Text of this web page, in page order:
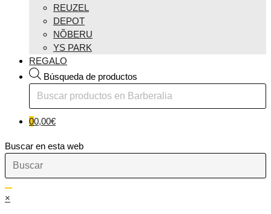
REUZEL
DEPOT
NÕBERU
YS PARK
REGALO
Búsqueda de productos
00,00€
Buscar en esta web
×